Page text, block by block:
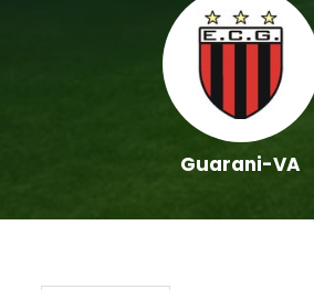
Guarani-VA